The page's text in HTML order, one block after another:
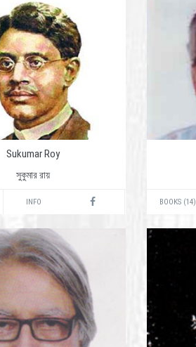
Sukumar Roy
সুকুমার রায়
INFO BOOKS (14)